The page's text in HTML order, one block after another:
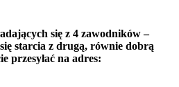
się z 4 zawodników –
starcia z drugą, równie dobrą
przesyłać na adres: